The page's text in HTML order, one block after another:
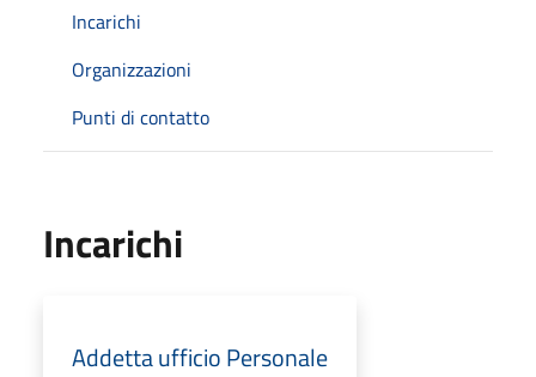
Incarichi
Organizzazioni
Punti di contatto
Incarichi
Addetta ufficio Personale